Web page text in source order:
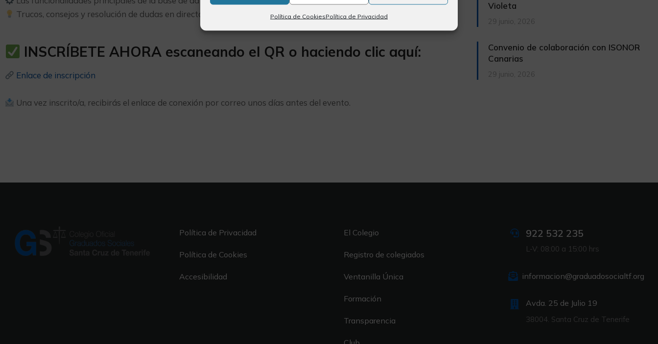
Política de CookiesPolítica de Privacidad
Trucos, consejos y resolución de dudas en directo
INSCRÍBETE AHORA escaneando el QR o haciendo clic aquí:
Enlace de inscripción
Una vez inscrito/a, recibirás el enlace de conexión por correo unos días antes del evento.
Violeta
29 junio, 2026
Convenio de colaboración con ISONOR
Canarias
29 junio, 2026
Política de Privacidad
Política de Cookies
Accesibilidad
El Colegio
Registro de colegiados
Ventanilla Única
Formación
Transparencia
922 532 235
L-V: 08:00 a 15:00 hrs
informacion@graduadosocialtf.org
Avda. 25 de Julio 19
38004. Santa Cruz de Tenerife